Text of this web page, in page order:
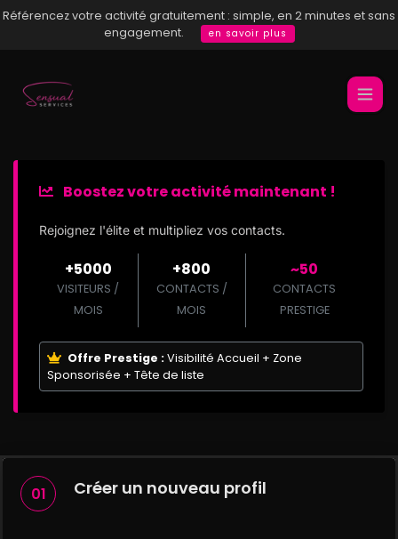
Référencez votre activité gratuitement : simple, en 2 minutes et sans
engagement.
en savoir plus
Boostez votre activité maintenant !
Rejoignez l'élite et multipliez vos contacts.
+5000
VISITEURS /
MOIS
+800
CONTACTS /
MOIS
~50
CONTACTS
PRESTIGE
Offre Prestige :Visibilité Accueil + Zone
Sponsorisée + Tête de liste
01 Créer un nouveau profil